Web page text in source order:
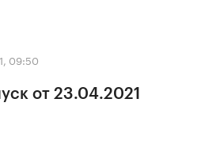
09:50
от 23.04.2021